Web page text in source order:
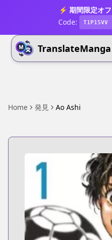
⚡ 期間限定オ
Code:
T1P15VV
TranslateManga
Home 発見 Ao Ashi